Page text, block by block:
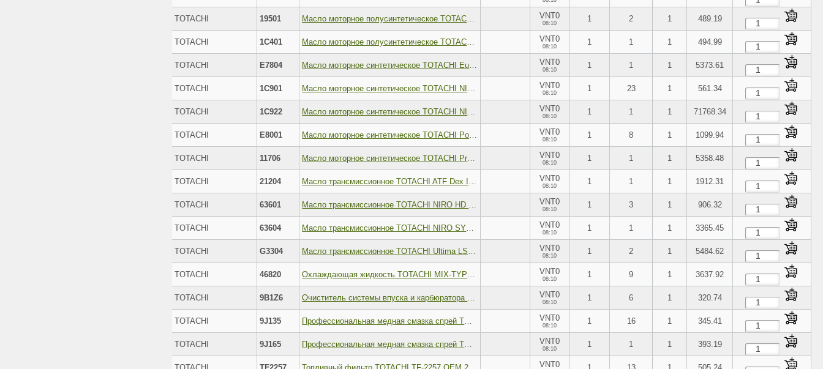
TOTACHI 19501 Масло моторное полусинтетическое TOTACHI NIRO LV SEMI-SYNTHETIC SAE 5W-30 API SP 1л VNT0
08:10 1 2 1 489.19
TOTACHI 1C401 Масло моторное полусинтетическое TOTACHI NIRO OPTIMA PRO SEMI- SYNTHETIC SL CF 10W-40 1л VNT0
08:10 1 1 1 494.99
TOTACHI E7804 Масло моторное синтетическое TOTACHI EuroDrive Pro LL Fully Synthetic SAE 5W-30 API SN, ACEA C3 4л VNT0
08:10 1 1 1 5373.61
TOTACHI 1C901 Масло моторное синтетическое TOTACHI NIRO HD SYNTHETIC SAE 5W-40 API CI-4 SL, ACEA E7 1л VNT0
08:10 1 23 1 561.34
TOTACHI 1C922 Масло моторное синтетическое TOTACHI NIRO HD SYNTHETIC SAE 5W-40 API CI-4 SL, ACEA E7 205л VNT0
08:10 1 1 1 71768.34
TOTACHI E8001 Масло моторное синтетическое TOTACHI PowerDrive Fully Synthetic SAE 5W- 30 JASO DL-1 1л VNT0
08:10 1 8 1 1099.94
TOTACHI 11706 Масло моторное синтетическое TOTACHI Premium Diesel Fully Synthetic SAE 5W- 40 API CJ-4 SN 6л VNT0
08:10 1 1 1 5358.48
TOTACHI 21204 Масло трансмиссионное TOTACHI ATF Dex III 4 л 21204 VNT0
08:10 1 1 1 1912.31
TOTACHI 63601 Масло трансмиссионное TOTACHI NIRO HD EURO SYN-GEAR SAE 75W-90 GL-4, GL-5 1л VNT0
08:10 1 3 1 906.32
TOTACHI 63604 Масло трансмиссионное TOTACHI NIRO SYN-GEAR SAE 75W-90 GL-4, GL-5 4л VNT0
08:10 1 1 1 3365.45
TOTACHI G3304 Масло трансмиссионное TOTACHI Ultima LSD Syn-Gear SAE 75W-90 GL-5 4л VNT0
08:10 1 2 1 5484.62
TOTACHI 46820 Охлаждающая жидкость TOTACHI MIX-TYPE COOLANT Pink -40C G12evo 20кг VNT0
08:10 1 9 1 3637.92
TOTACHI 9B1Z6 Очиститель системы впуска и карбюратора TOTACHI AIR INTAKE AND CARB CLEANER 650мл VNT0
08:10 1 6 1 320.74
TOTACHI 9J135 Профессиональная медная смазка спрей TOTACHI COPPER GREASE SPRAY 335мл VNT0
08:10 1 16 1 345.41
TOTACHI 9J165 Профессиональная медная смазка спрей TOTACHI COPPER GREASE SPRAY 650мл VNT0
08:10 1 1 1 393.19
VNT0